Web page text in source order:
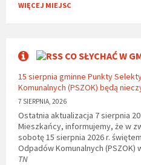
WIĘCEJ MIEJSC
CO SŁYCHAĆ W
15 sierpnia gminne Punkty
Komunalnych (PSZOK) będą
7 SIERPNIA, 2026
Ostatnia aktualizacja 7 sierpnia
Mieszkańcy, informujemy, że w
sobotę 15 sierpnia 2026 r.
Odpadów Komunalnych (PSZOK)
TN